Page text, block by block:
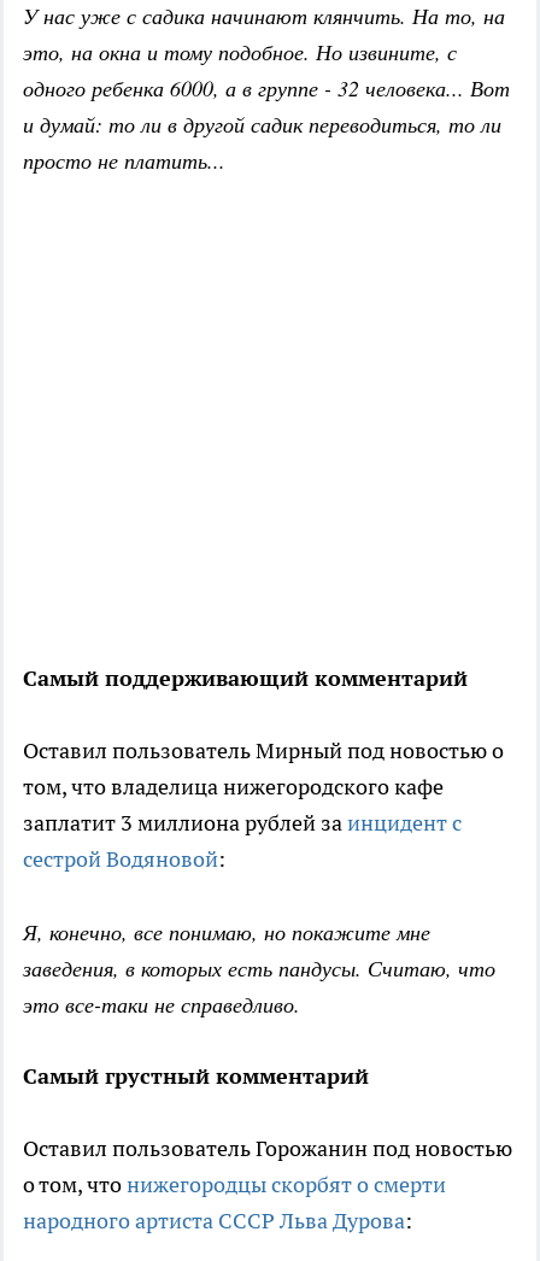
У нас уже с садика начинают клянчить. На то, на
это, на окна и тому подобное. Но извините, с
одного ребенка 6000, а в группе - 32 человека... Вот
и думай: то ли в другой садик переводиться, то ли
просто не платить...
Самый поддерживающий комментарий
Оставил пользователь Мирный под новостью о
том, что владелица нижегородского кафе
заплатит 3 миллиона рублей заинцидент с
сестрой Водяновой:
Я, конечно, все понимаю, но покажите мне
заведения, в которых есть пандусы. Считаю, что
это все-таки не справедливо.
Самый грустный комментарий
Оставил пользователь Горожанин под новостью
о том, чтонижегородцы скорбят о смерти
народного артиста СССР Льва Дурова: